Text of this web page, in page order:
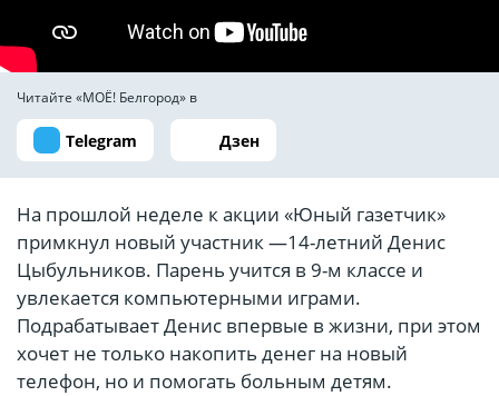
Читайте «МОЁ! Белгород» в
Telegram Дзен
На прошлой неделе к акции «Юный газетчик»
примкнул новый участник —14-летний Денис
Цыбульников. Парень учится в 9-м классе и
увлекается компьютерными играми.
Подрабатывает Денис впервые в жизни, при этом
хочет не только накопить денег на новый
телефон, но и помогать больным детям.